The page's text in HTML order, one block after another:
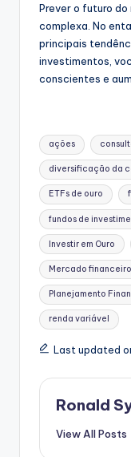
Prever o futuro
complexa. No
principais
investimentos,
conscientes e
Tags:
ações
diversificação da
ETFs de ouro
fundos de
Investir em Ouro
Mercado financeiro
Planejamento
renda variável
Last updated
Ronald
View All Posts